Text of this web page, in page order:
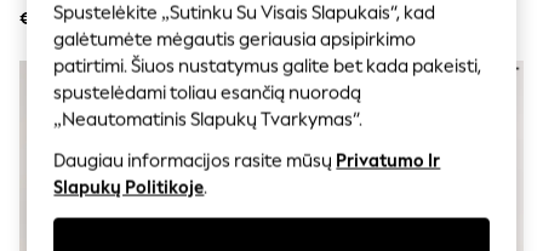
Coats & Jackets
Underwear
Socks & Tights
Multipacks
All Girls Sports & Swimwear
Trainers & Pumps
Swimwear
Tops
Leggings
Shorts
€43 - €49
Su Kutais
€41 - €46
NAUJA
Spustelėkite „Sutinku Su Visais Slapukais“, kad
galėtumėte mėgautis geriausia apsipirkimo
patirtimi. Šiuos nustatymus galite bet kada pakeisti,
spustelėdami toliau esančią nuorodą
„Neautomatinis Slapukų Tvarkymas“.
Daugiau informacijos rasite mūsų Privatumo Ir
Slapukų Politikoje.